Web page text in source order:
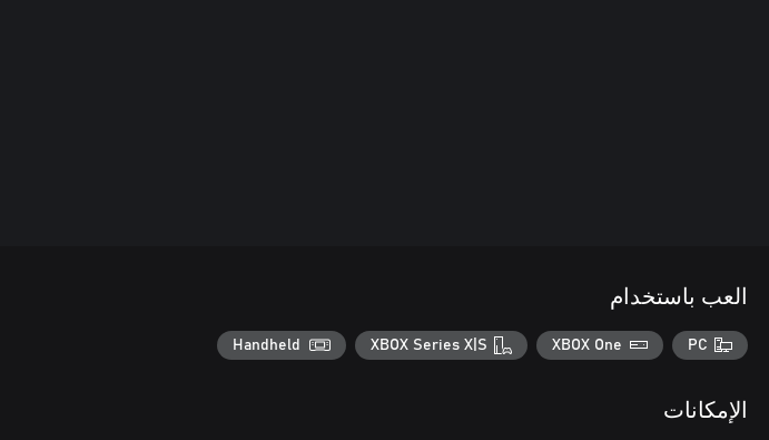
العب باستخدام
PC
XBOX One
XBOX Series X|S
Handheld
الإمكانات